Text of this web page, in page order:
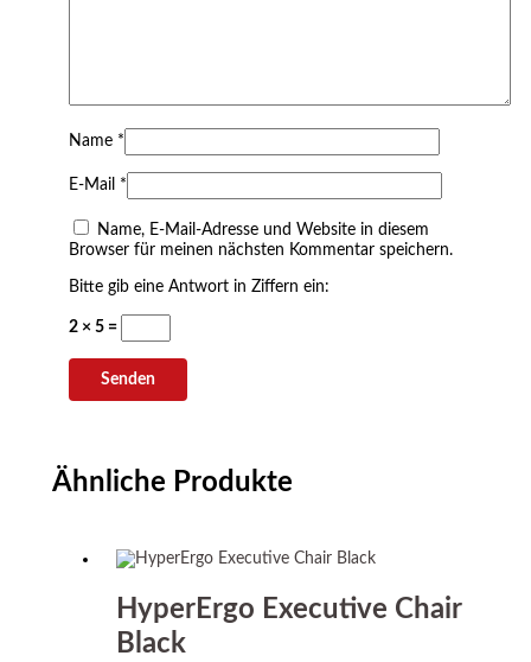
Name *
E-Mail *
Name, E-Mail-Adresse und Website in diesem
Browser für meinen nächsten Kommentar speichern.
Bitte gib eine Antwort in Ziffern ein:
2 × 5 =
Ähnliche Produkte
HyperErgo Executive Chair
Black